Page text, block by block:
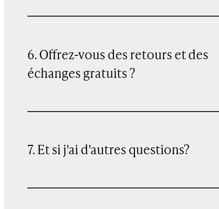
6. Offrez-vous des retours et des
échanges gratuits ?
7. Et si j'ai d'autres questions?